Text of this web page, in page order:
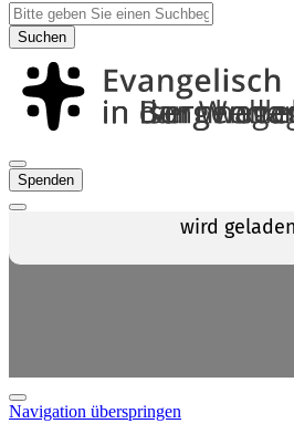
Suchen
Spenden
Navigation überspringen